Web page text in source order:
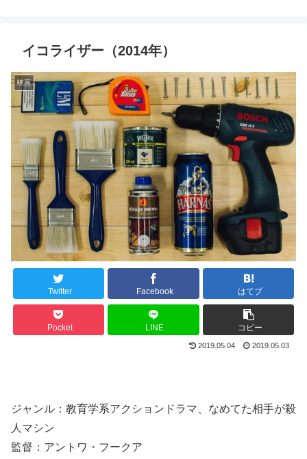
イコライザー（2014年）
映画
Twitter Facebook はてブ
Pocket LINE コピー
2019.05.04 2019.05.03
ジャンル：教育学系アクションドラマ、なめてた相手が殺
人マシン
監督：アントワ・フークア